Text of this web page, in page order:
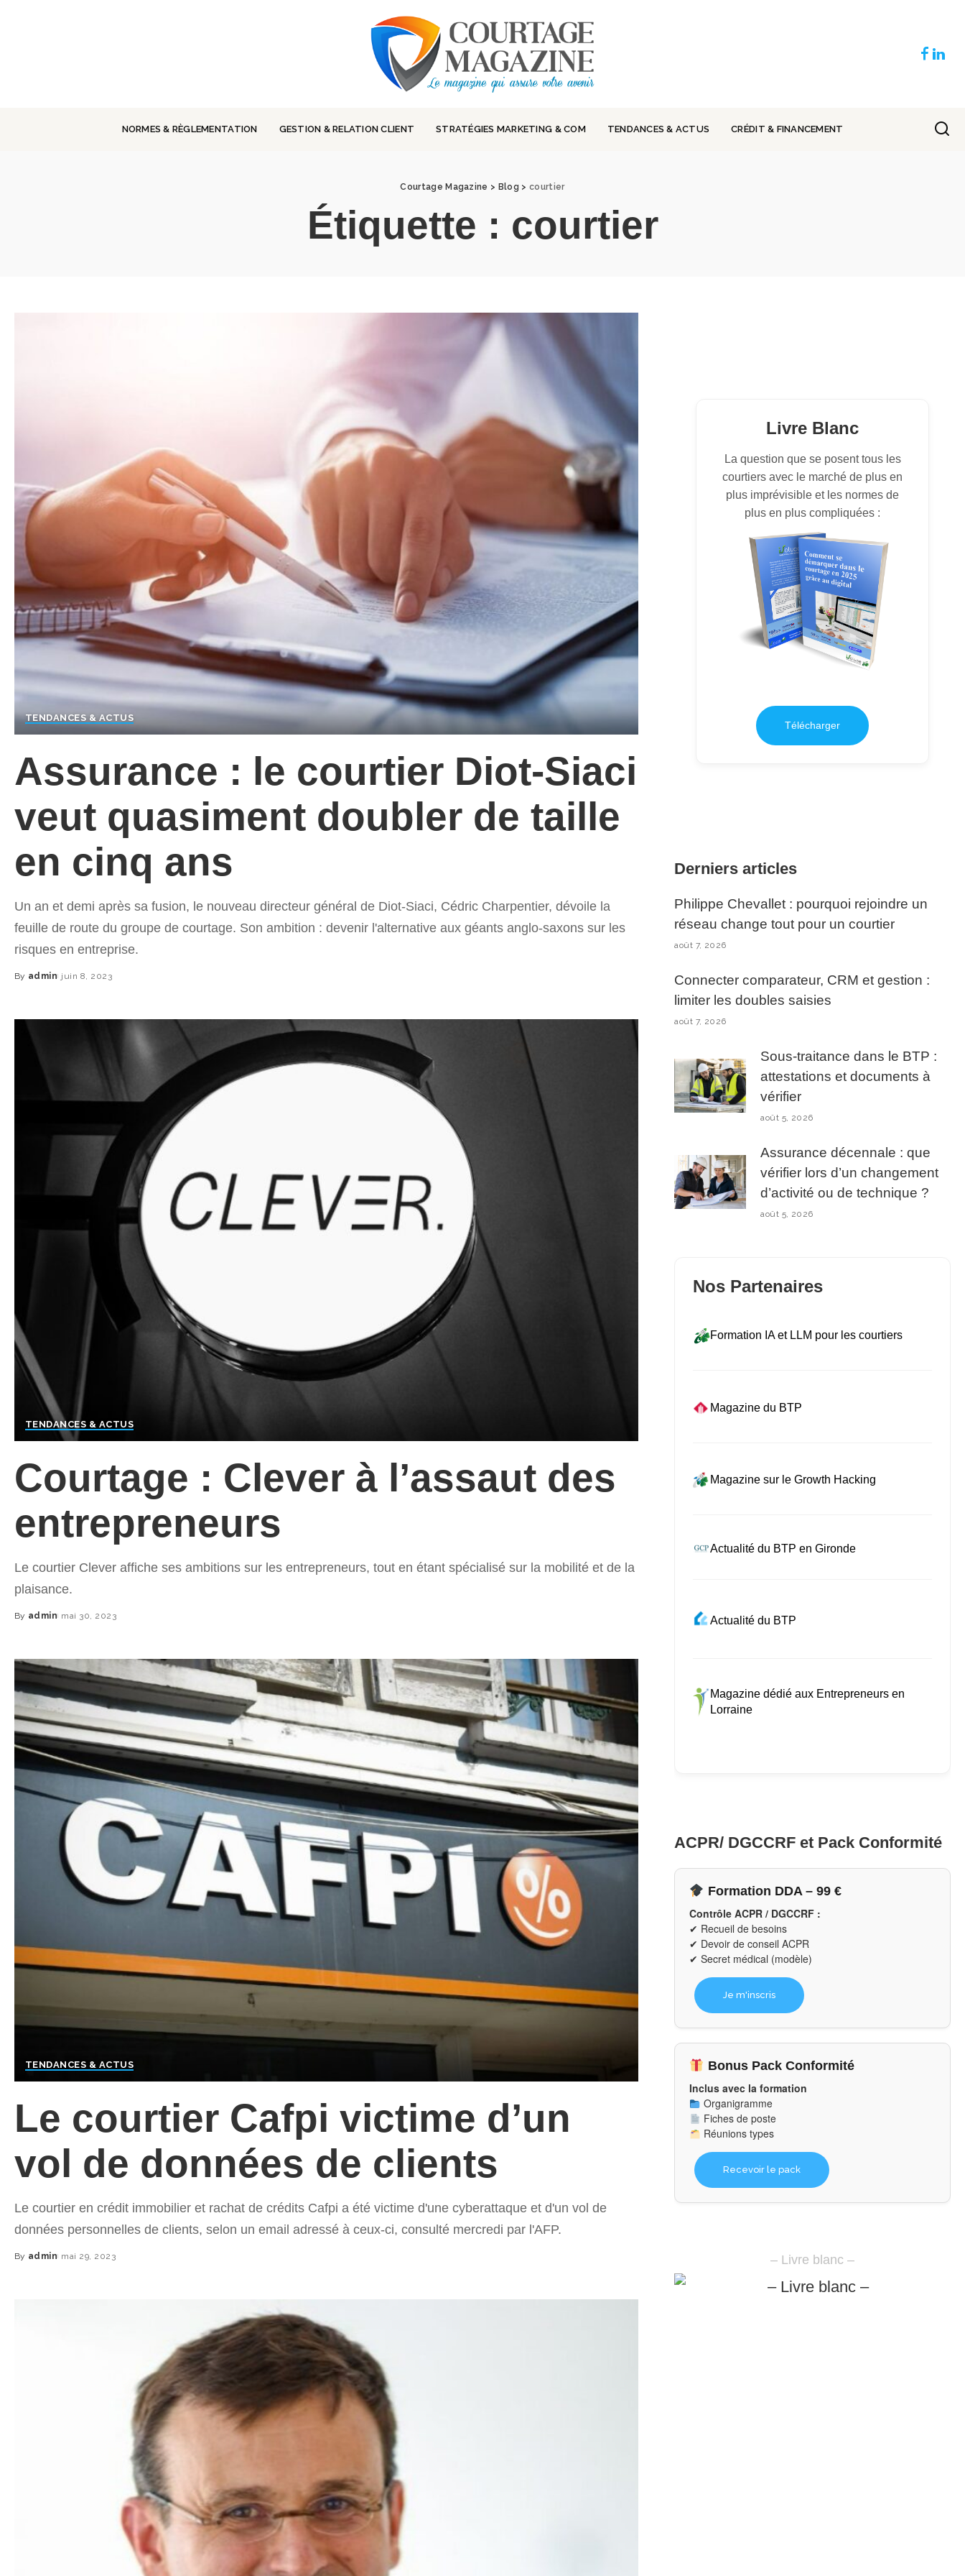
NORMES & RÈGLEMENTATION GESTION & RELATION CLIENT STRATÉGIES MARKETING & COM TENDANCES & ACTUS CRÉDIT & FINANCEMENT
Courtage Magazine > Blog >courtier
Étiquette : courtier
TENDANCES & ACTUS
Assurance : le courtier Diot-Siaci
veut quasiment doubler de taille
en cinq ans
Un an et demi après sa fusion, le nouveau directeur général de Diot-Siaci, Cédric Charpentier, dévoile la
feuille de route du groupe de courtage. Son ambition : devenir l'alternative aux géants anglo-saxons sur les
risques en entreprise.
Posted
By admin juin 8, 2023
TENDANCES & ACTUS
Courtage : Clever à l’assaut des
entrepreneurs
Le courtier Clever affiche ses ambitions sur les entrepreneurs, tout en étant spécialisé sur la mobilité et de la
plaisance.
Posted
By admin mai 30, 2023
TENDANCES & ACTUS
Le courtier Cafpi victime d’un
vol de données de clients
Le courtier en crédit immobilier et rachat de crédits Cafpi a été victime d'une cyberattaque et d'un vol de
données personnelles de clients, selon un email adressé à ceux-ci, consulté mercredi par l'AFP.
Posted
By admin mai 29, 2023
Livre Blanc
La question que se posent tous les
courtiers avec le marché de plus en
plus imprévisible et les normes de
plus en plus compliquées :
Télécharger
Derniers articles
Philippe Chevallet : pourquoi rejoindre un
réseau change tout pour un courtier
août 7, 2026
Connecter comparateur, CRM et gestion :
limiter les doubles saisies
août 7, 2026
Sous-traitance dans le BTP :
attestations et documents à
vérifier
août 5, 2026
Assurance décennale : que
vérifier lors d’un changement
d’activité ou de technique ?
août 5, 2026
Nos Partenaires
Formation IA et LLM pour les courtiers
Magazine du BTP
Magazine sur le Growth Hacking
Actualité du BTP en Gironde
Actualité du BTP
Magazine dédié aux Entrepreneurs en
Lorraine
ACPR/ DGCCRF et Pack Conformité
Formation DDA – 99 €
Contrôle ACPR / DGCCRF :
✔ Recueil de besoins
✔ Devoir de conseil ACPR
✔ Secret médical (modèle)
Je m'inscris
Bonus Pack Conformité
Inclus avec la formation
Organigramme
Fiches de poste
Réunions types
Recevoir le pack
– Livre blanc –